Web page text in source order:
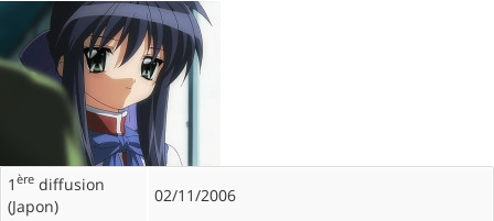
1 ère diffusion
(Japon)
02/11/2006